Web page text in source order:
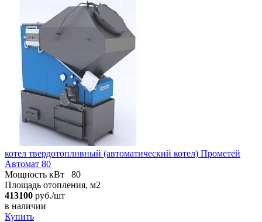
котел твердотопливный (автоматический котел) Прометей
Автомат 80
Мощность кВт
80
Площадь отопления, м2
413100 руб./шт
в наличии
Купить